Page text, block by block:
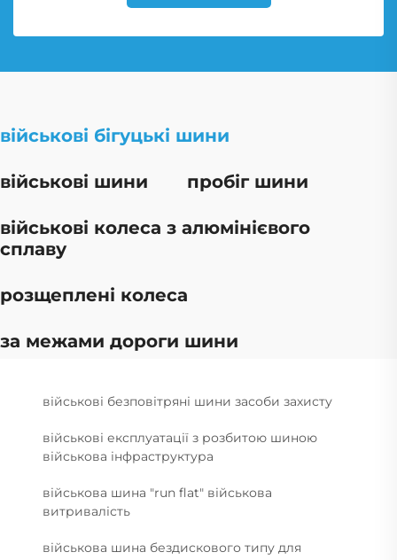
військові бігуцькі шини
військові шини пробіг шини
військові колеса з алюмінієвого
сплаву
розщеплені колеса
за межами дороги шини
військові безповітряні шини засоби захисту
військові експлуатації з розбитою шиною
військова інфраструктура
військова шина "run flat" військова
витривалість
військова шина бездискового типу для